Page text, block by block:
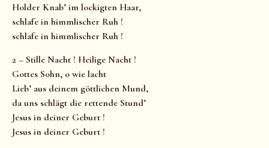
Holder Knab’ im lockigten Haar,
schlafe in himmlischer Ruh !
schlafe in himmlischer Ruh !
2 – Stille Nacht ! Heilige Nacht !
Gottes Sohn, o wie lacht
Lieb’ aus deinem göttlichen Mund,
da uns schlägt die rettende Stund’
Jesus in deiner Geburt !
Jesus in deiner Geburt !